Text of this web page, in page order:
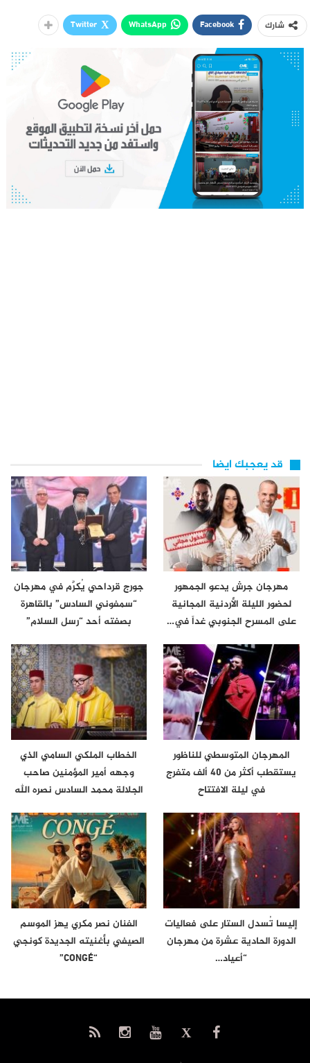
شارك Facebook
WhatsApp
Twitter
قد يعجبك ايضا
مهرجان جرش يدعو الجمهور
لحضور الليلة الأردنية المجانية
على المسرح الجنوبي غداً في…
جورج قرداحي يُكرَّم في مهرجان
“سمفوني السادس” بالقاهرة
بصفته أحد “رسل السلام”
المهرجان المتوسطي للناظور
يستقطب أكثر من 40 ألف متفرج
في ليلة الافتتاح
الخطاب الملكي السامي الذي
وجهه أمير المؤمنين صاحب
الجلالة محمد السادس نصره الله
إليسا تُسدل الستار على فعاليات
الدورة الحادية عشرة من مهرجان
“أعياد…
الفنان نصر مكري يهز الموسم
الصيفي بأغنيته الجديدة كونجي
“CONGÉ”